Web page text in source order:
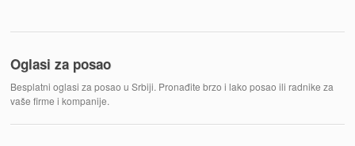
Oglasi za posao
Besplatni oglasi za posao u Srbiji. Pronađite brzo i lako posao ili radnike za
vaše firme i kompanije.